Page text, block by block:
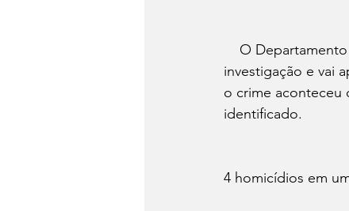
investigação e vai
o crime aconteceu
identificado.
4 homicídios em